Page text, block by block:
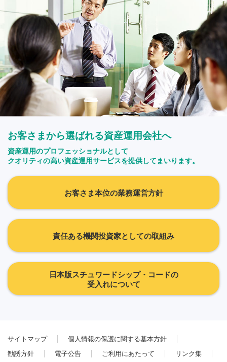
お客さまから選ばれる資産運用会社へ
資産運用のプロフェッショナルとして
クオリティの高い資産運用サービスを提供してまいります。
お客さま本位の業務運営方針
責任ある機関投資家としての取組み
日本版スチュワードシップ・コードの
受入れについて
サイトマップ
個人情報の保護に関する基本方針
勧誘方針
電子公告 ご利用にあたって リンク集